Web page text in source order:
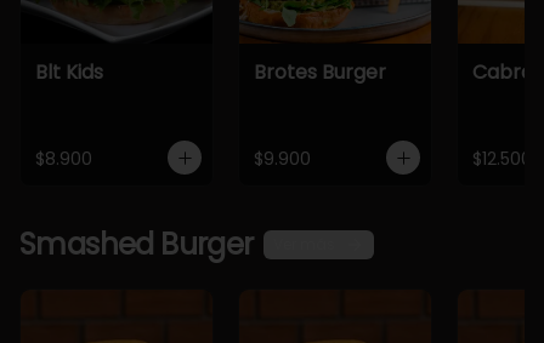
Blt Kids
$8.900
Brotes Burger
$9.900
Cabra
$12.500
Smashed Burger